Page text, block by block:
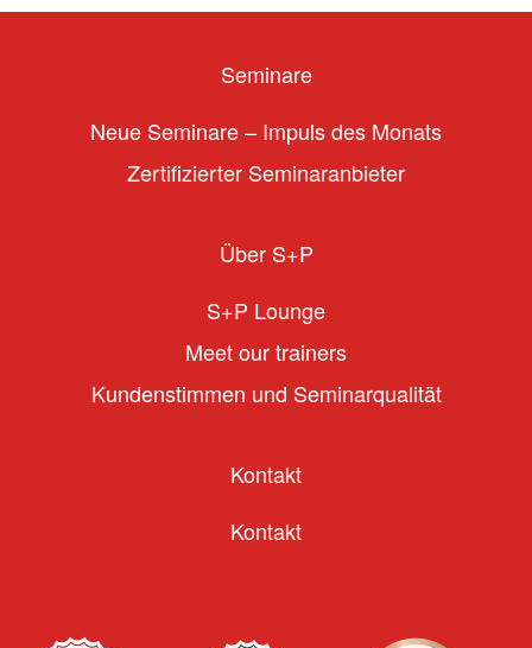
Seminare
Neue Seminare – Impuls des Monats
Zertifizierter Seminaranbieter
Über S+P
S+P Lounge
Meet our trainers
Kundenstimmen und Seminarqualität
Kontakt
Kontakt